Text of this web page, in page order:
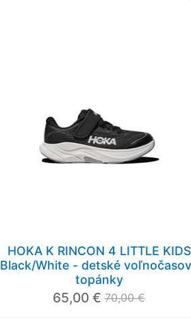
HOKA K RINCON 4 LITTLE KIDS
Black/White - detské
topánky
65,00 € 70,00 €